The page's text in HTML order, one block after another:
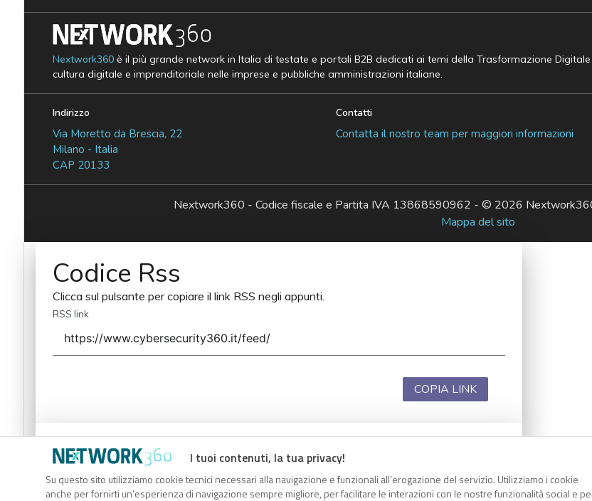
I tuoi contenuti, la tua privacy!
Su questo sito utilizziamo cookie tecnici necessari alla navigazione e funzionali all’erogazione del servizio. Utilizziamo i cookie
anche per fornirti un’esperienza di navigazione sempre migliore, per facilitare le interazioni con le nostre funzionalità social e
Nextwork360è il più grande network in Italia di testate e portali B2B dedicati ai temi della Trasformazione
cultura digitale e imprenditoriale nelle imprese e pubbliche amministrazioni italiane.
Indirizzo
Via Moretto da Brescia, 22
Milano - Italia
CAP 20133
Contatti
Contatta il nostro team per maggiori informazioni
Nextwork360 - Codice fiscale e Partita IVA 13868590962 - © 2026
Mappa del sito
Codice Rss
Clicca sul pulsante per copiare il link RSS negli appunti.
RSS link
COPIA LINK
Codice Rss
Clicca sul pulsante per copiare il link RSS negli appunti.
RSS link